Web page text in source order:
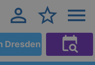
Dresden